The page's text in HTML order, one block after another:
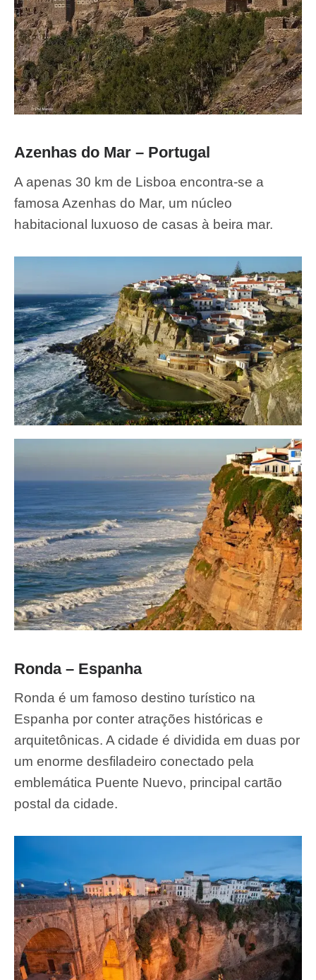
Azenhas do Mar – Portugal
A apenas 30 km de Lisboa encontra-se a
famosa Azenhas do Mar, um núcleo
habitacional luxuoso de casas à beira mar.
Ronda – Espanha
Ronda é um famoso destino turístico na
Espanha por conter atrações históricas e
arquitetônicas. A cidade é dividida em duas por
um enorme desfiladeiro conectado pela
emblemática Puente Nuevo, principal cartão
postal da cidade.